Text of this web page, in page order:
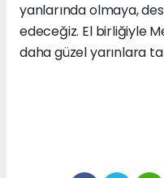
yanlarında olmaya,
edeceğiz. El birliğiyle
daha güzel yarınlara